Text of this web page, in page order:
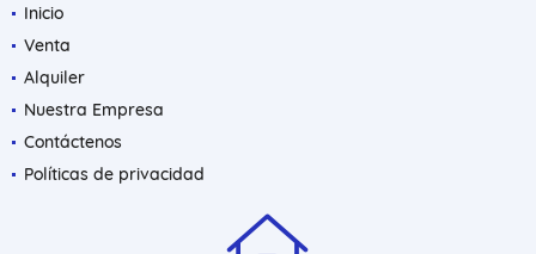
Inicio
Venta
Alquiler
Nuestra Empresa
Contáctenos
Políticas de privacidad